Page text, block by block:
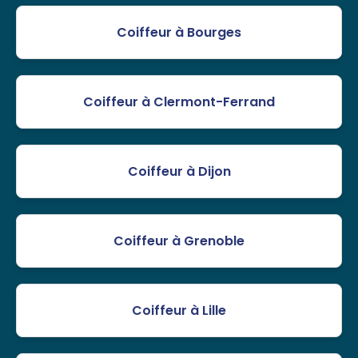
Coiffeur à Bourges
Coiffeur à Clermont-Ferrand
Coiffeur à Dijon
Coiffeur à Grenoble
Coiffeur à Lille